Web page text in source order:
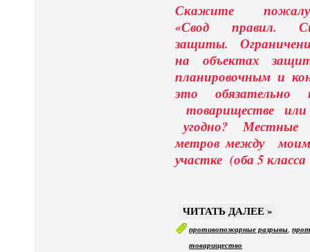
Скажите
«Свод правил.
защиты.
на объектах
планировочным и
это
товариществе
угодно? Местные
метров между
участке (оба 5
ЧИТАТЬ ДАЛЕЕ »
противопожарные разрывы ,
товарищество